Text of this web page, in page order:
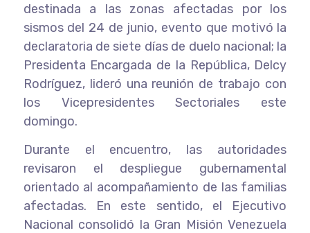
destinada a las zonas afectadas por los
sismos del 24 de junio, evento que motivó la
declaratoria de siete días de duelo nacional; la
Presidenta Encargada de la República, Delcy
Rodríguez, lideró una reunión de trabajo con
los Vicepresidentes Sectoriales este
domingo.
Durante el encuentro, las autoridades
revisaron el despliegue gubernamental
orientado al acompañamiento de las familias
afectadas. En este sentido, el Ejecutivo
Nacional consolidó la Gran Misión Venezuela